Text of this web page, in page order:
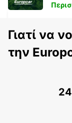
DAVAO
DAVAO -
DAVAO
Γιατί να
την